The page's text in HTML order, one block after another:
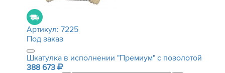
Артикул: 7225
Под заказ
Шкатулка в исполнении "Премиум" с позолотой
388 673